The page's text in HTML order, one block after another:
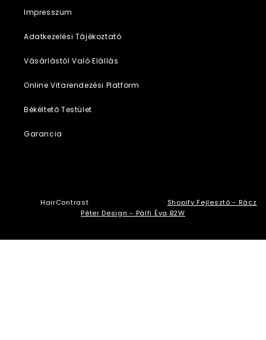
Impresszum
Adatkezelési Tájékoztató
Vásárlástól Való Elállás
Online Vitarendezési Platform
Békéltető Testület
Garancia
HairContrast
Shopify Fejlesztő - Rácz
PéterDesign - Pálfi Éva B2W